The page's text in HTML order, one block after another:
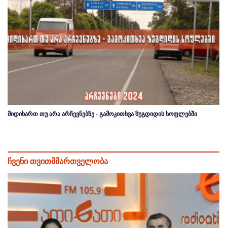
მიდიხართ თუ არა არჩევნებზე - გამოკითხვა ზუგდიდის სოფლებში
ჩვენი თვითმმართველობა